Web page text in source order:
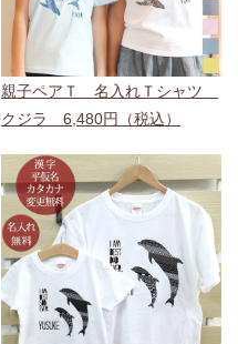
親子ペアＴ 名入れＴシャツ
クジラ 6,480円（税込）